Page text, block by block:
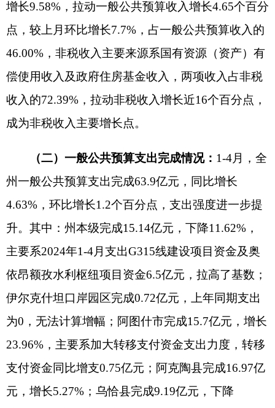
23.96%，主要系加大转移支付资金支出力度，转移
支付资金同比增支0.75亿元；阿克陶县完成16.97亿
元，增长5.27%；乌恰县完成9.19亿元，下降
5.55%，主要系2024年支出结转的一般债券资金较
上年同期未支出一般债券资金。
全州一般公共预算支出主要集中在教育、一般
公共服务、社会保障和就业、卫生健康、交通运
输、公共安全、农林水等方面，涉及民生领域的13
二、政府性基金预算收支情况